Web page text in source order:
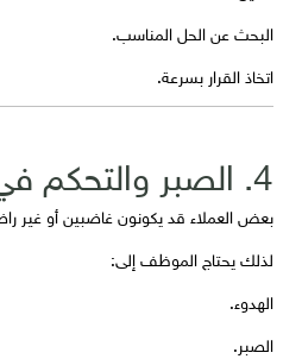
البحث عن الحل المناسب.
اتخاذ القرار بسرعة.
4. الصبر والتحكم في الانفعالات
بعض العملاء قد يكونون غاضبين أو غير
لذلك يحتاج الموظف إلى:
الهدوء.
الصبر.